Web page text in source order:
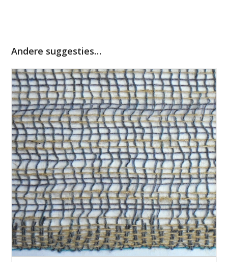
Andere suggesties…